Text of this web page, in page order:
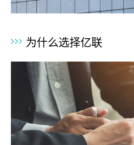
为什么选择亿联